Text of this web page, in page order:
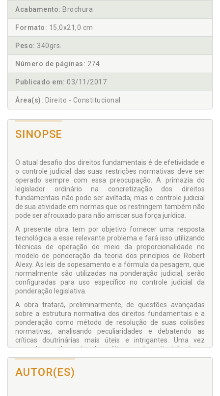
Acabamento: Brochura
Formato: 15,0x21,0 cm
Peso: 340grs.
Número de páginas: 274
Publicado em: 03/11/2017
Área(s): Direito - Constitucional
SINOPSE
O atual desafio dos direitos fundamentais é de efetividade e
o controle judicial das suas restrições normativas deve ser
operado sempre com essa preocupação. A primazia do
legislador ordinário na concretização dos direitos
fundamentais não pode ser avil­tada, mas o controle judicial
de sua atividade em normas que os restringem também não
pode ser afrouxado para não arriscar sua força jurídica.
A presente obra tem por objetivo fornecer uma resposta
tecnológi­ca a esse relevante problema e fará isso utilizando
técnicas de operação do meio da proporcionalidade no
modelo de ponderação da teoria dos princípios de Robert
Alexy. As leis de sopesamento e a fórmula da pesagem, que
normalmente são utilizadas na ponderação judicial, serão
configuradas para uso específico no controle judicial da
ponderação legislativa.
A obra tratará, preliminarmente, de questões avançadas
sobre a estrutura normativa dos direitos fundamentais e a
ponderação como método de resolução de suas colisões
normativas, analisan­do peculiaridades e debatendo as
críticas doutrinárias mais úteis e intrigantes. Uma vez
apurados os elementos dogmáticos, a obra atingirá o tema
central, tendo como ponto culminante a superação de casos
de impasse no estabelecimento da relação de precedên­cia
entre direitos fundamentais colidentes através de uma
AUTOR(ES)